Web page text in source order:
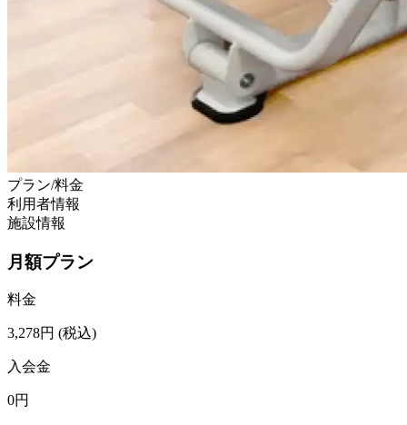
プラン/料金
利用者情報
施設情報
月額プラン
料金
3,278円 (税込)
入会金
0円